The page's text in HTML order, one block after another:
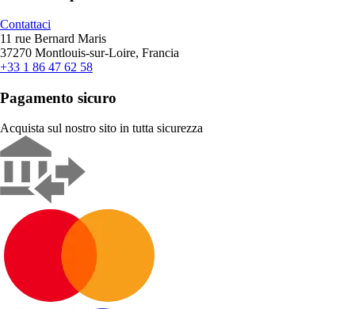
Contattaci
11 rue Bernard Maris
37270 Montlouis-sur-Loire, Francia
+33 1 86 47 62 58
Pagamento sicuro
Acquista sul nostro sito in tutta sicurezza